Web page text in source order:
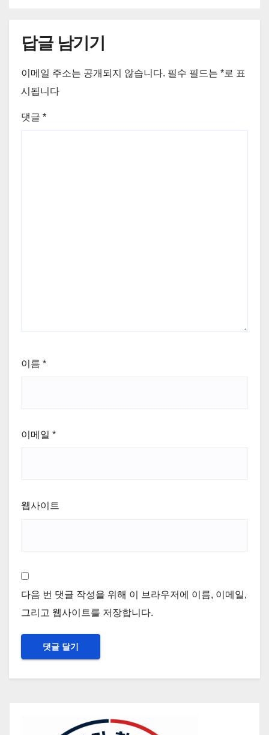
답글 남기기
이메일 주소는 공개되지 않습니다. 필수 필드는 *로 표
시됩니다
댓글 *
이름 *
이메일 *
웹사이트
다음 번 댓글 작성을 위해 이 브라우저에 이름, 이메일,
그리고 웹사이트를 저장합니다.